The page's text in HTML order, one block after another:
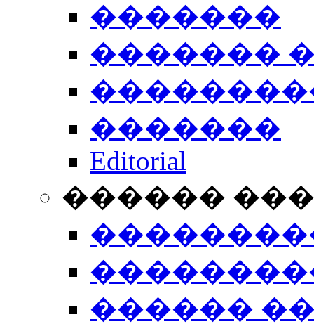
�������
�������
�������
Editorial
������
������